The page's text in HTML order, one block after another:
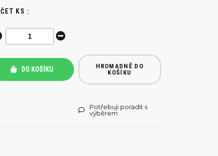
KS :
DO KOŠÍKU
HROMADNĚ DO
KOŠÍKU
Potřebuji poradit s
výběrem